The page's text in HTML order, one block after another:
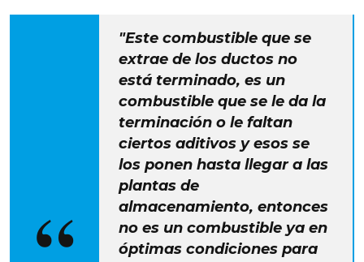
"Este combustible que se
extrae de los ductos no
está terminado, es un
combustible que se le da la
terminación o le faltan
ciertos aditivos y esos se
los ponen hasta llegar a las
plantas de
almacenamiento, entonces
no es un combustible ya en
óptimas condiciones para